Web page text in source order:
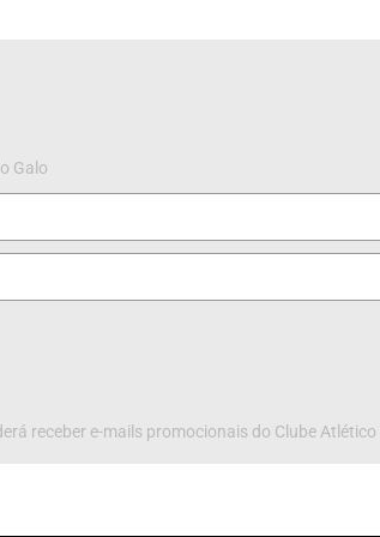
Galo
receber e-mails promocionais do Clube Atlético